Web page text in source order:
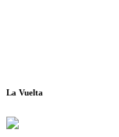
La Vuelta